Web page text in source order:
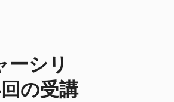
ーシリ
の受講